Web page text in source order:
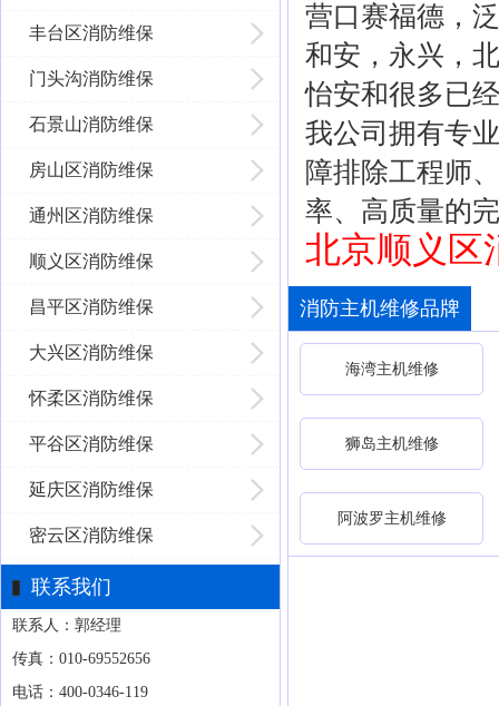
丰台区消防维保
门头沟消防维保
石景山消防维保
房山区消防维保
通州区消防维保
顺义区消防维保
昌平区消防维保
大兴区消防维保
怀柔区消防维保
平谷区消防维保
延庆区消防维保
密云区消防维保
联系我们
联系人：郭经理
传真：010-69552656
电话：400-0346-119
营口赛福德，
和安，永兴，
怡安和很多已
我公司拥有专
障排除工程师
率、高质量的
北京顺义区
消防主机维修品牌
海湾主机维修
狮岛主机维修
阿波罗主机维修